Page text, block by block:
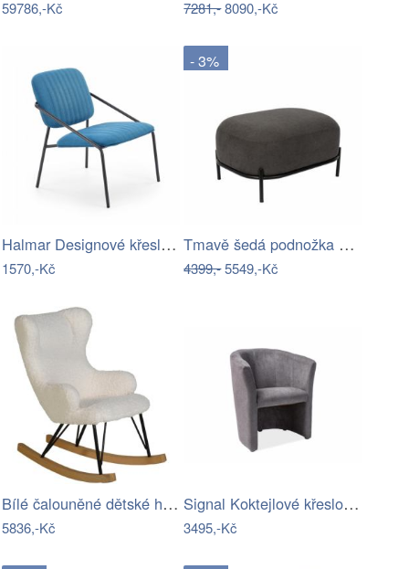
59786,-Kč 7281,-8090,-Kč
Halmar Designové křeslo Dennis, modré…
1570,-Kč
- 3%
Tmavě šedá podnožka White Label Polly
4399,-5549,-Kč
Bílé čalouněné dětské houpací křeslo…
5836,-Kč
Signal Koktejlové křeslo AMENITIES…
3495,-Kč